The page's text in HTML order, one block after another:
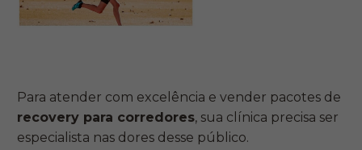
Para atender com excelência e vender pacotes de
recovery para corredores, sua clínica precisa ser
especialista nas dores desse público.